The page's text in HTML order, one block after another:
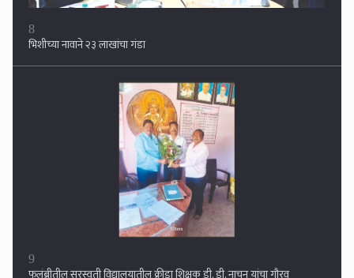
फुलंब्रीतील सरस्वती विद्यालयातील क्रीडा शिक्षक डी. डी. नाचन यांचा गौरव